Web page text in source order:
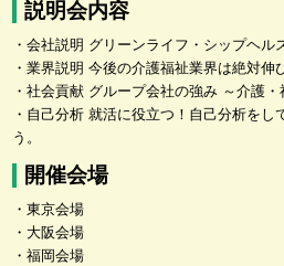
説明会内容
・会社説明 グリーンライフ・シップヘル
・業界説明 今後の介護福祉業界は絶対伸
・社会貢献 グループ会社の強み ～介護
・自己分析 就活に役立つ！自己分析をし
う。
開催会場
・東京会場
・大阪会場
・福岡会場